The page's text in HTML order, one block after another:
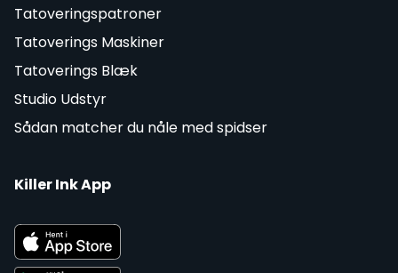
Tatoveringspatroner
Tatoverings Maskiner
Tatoverings Blæk
Studio Udstyr
Sådan matcher du nåle med spidser
Killer Ink App